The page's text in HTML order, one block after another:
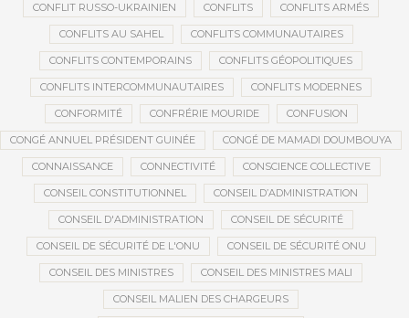
CONFLIT RUSSO-UKRAINIEN CONFLITS CONFLITS ARMÉS
CONFLITS AU SAHEL CONFLITS COMMUNAUTAIRES
CONFLITS CONTEMPORAINS CONFLITS GÉOPOLITIQUES
CONFLITS INTERCOMMUNAUTAIRES CONFLITS MODERNES
CONFORMITÉ CONFRÉRIE MOURIDE CONFUSION
CONGÉ ANNUEL PRÉSIDENT GUINÉE CONGÉ DE MAMADI DOUMBOUYA
CONNAISSANCE CONNECTIVITÉ CONSCIENCE COLLECTIVE
CONSEIL CONSTITUTIONNEL CONSEIL D’ADMINISTRATION
CONSEIL D'ADMINISTRATION CONSEIL DE SÉCURITÉ
CONSEIL DE SÉCURITÉ DE L'ONU CONSEIL DE SÉCURITÉ ONU
CONSEIL DES MINISTRES CONSEIL DES MINISTRES MALI
CONSEIL MALIEN DES CHARGEURS